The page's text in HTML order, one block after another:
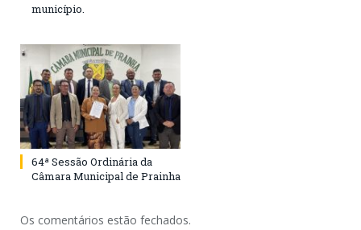
município.
64ª Sessão Ordinária da
Câmara Municipal de Prainha
Os comentários estão fechados.